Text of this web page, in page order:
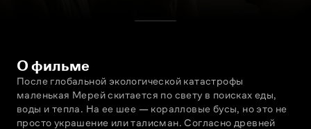
О фильме
После глобальной экологической катастрофы
маленькая Мерей скитается по свету в поисках еды,
воды и тепла. На ее шее — коралловые бусы, но это не
просто украшение или талисман. Согласно древней